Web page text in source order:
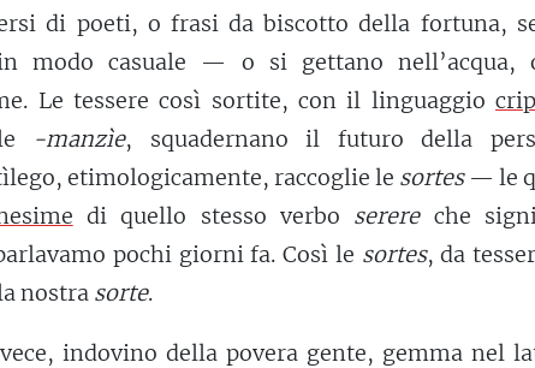
di poeti, o frasi da biscotto della fortuna,
in modo casuale — o si gettano nell’acqua,
Le tessere così sortite, con il linguaggio
-manzìe, squadernano il futuro della
etimologicamente, raccoglie le sortes— le
di quello stesso verbo serereche
pochi giorni fa. Così le sortes, da
nostra sorte.
indovino della povera gente, gemma nel